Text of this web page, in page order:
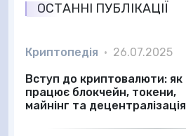
ОСТАННІ ПУБЛІКАЦІЇ
Криптопедія • 26.07.2025
Вступ до криптовалюти: як
працює блокчейн, токени,
майнінг та децентралізація